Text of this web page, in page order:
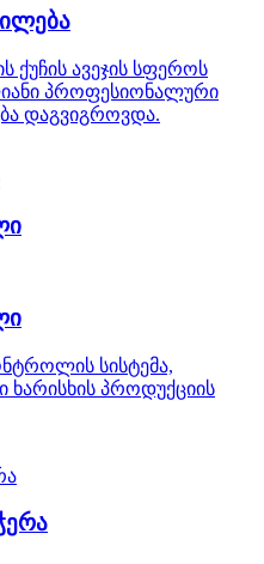
ქუჩის ავეჯის სფეროს
პროფესიონალური
დაგვიგროვდა.
სისტემა,
პროდუქციის